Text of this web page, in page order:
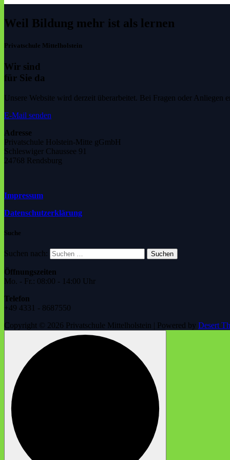
Weil Bildung mehr ist als lernen
Privatschule Mittelholstein
Wir sind
für Sie da
Unsere Website wird derzeit überarbeitet. Bei Fragen oder
E-Mail senden
Adresse
Privatschule Holstein-Mitte gGmbH
Schleswiger Chaussee 91
24768 Rendsburg
Impressum
Datenschutzerklärung
Suche
Suchen nach:
Öffnungszeiten
Mo. - Fr.: 08:00 - 14:00 Uhr
Telefon
+49 4331 - 8687550
Copyright © 2026 Privatschule Mittelholstein | Powered by Desert